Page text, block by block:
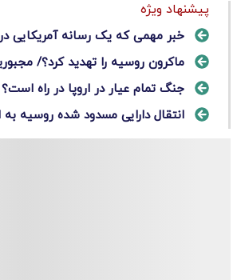
پیشنهاد ویژه
خبر مهمی که یک رسانه آمریکایی
ماکرون روسیه را تهدید کرد؟/
جنگ تمام عیار در اروپا در راه است؟
انتقال دارایی مسدود شده روسیه به